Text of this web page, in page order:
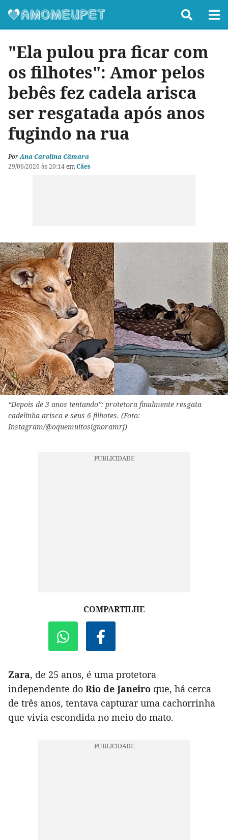
"Ela pulou pra ficar com
os filhotes": Amor pelos
bebês fez cadela arisca
ser resgatada após anos
fugindo na rua
PorAna Carolina Câmara
29/06/2026 às 20:14emCães
“Depois de 3 anos tentando”: protetora finalmente resgata
cadelinha arisca e seus 6 filhotes. (Foto:
Instagram/@oquemuitosignoramrj)
COMPARTILHE
Zara, de 25 anos, é uma protetora
independente do Rio de Janeiro que, há cerca
de três anos, tentava capturar uma cachorrinha
que vivia escondida no meio do mato.